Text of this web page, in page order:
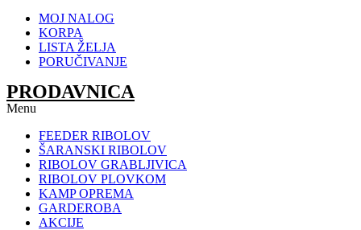
MOJ NALOG
KORPA
LISTA ŽELJA
PORUČIVANJE
PRODAVNICA
Menu
FEEDER RIBOLOV
ŠARANSKI RIBOLOV
RIBOLOV GRABLJIVICA
RIBOLOV PLOVKOM
KAMP OPREMA
GARDEROBA
AKCIJE